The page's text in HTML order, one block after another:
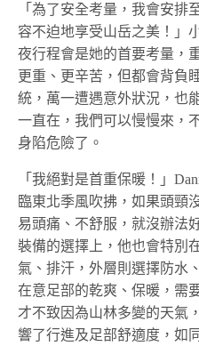
「為了安全考量，我會安排
容不迫地享受山岳之美！」
夜行程會是她的首要考量，
更重、更辛苦，但都會背負
統，萬一遭遇意外狀況，也
一直在，我們可以慢慢來，
身陷危險了。
「我絕對是首重保暖！」
臨東北季風吹拂，如果頭頸
易頭痛、不舒服，就沒辦法
裝備的選擇上，他也會特別
氣、排汗，外層則選擇防水
在意足部的乾爽、保暖，需
才不致因為山林多變的天氣
響了行進及足部舒適度，如